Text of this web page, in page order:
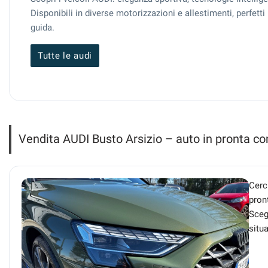
Disponibili in diverse motorizzazioni e allestimenti,
guida.
Tutte le audi
Vendita AUDI Busto Arsizio – auto in pronta
questi
strumenti
tracciamento
le
tue
scelte
in
qualsiasi
momento.